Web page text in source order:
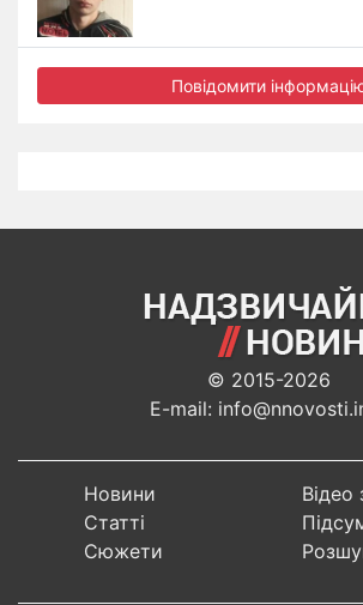
Повідомити
© 2015-2026
E-mail:
Новини
Статті
Сюжети
Відео